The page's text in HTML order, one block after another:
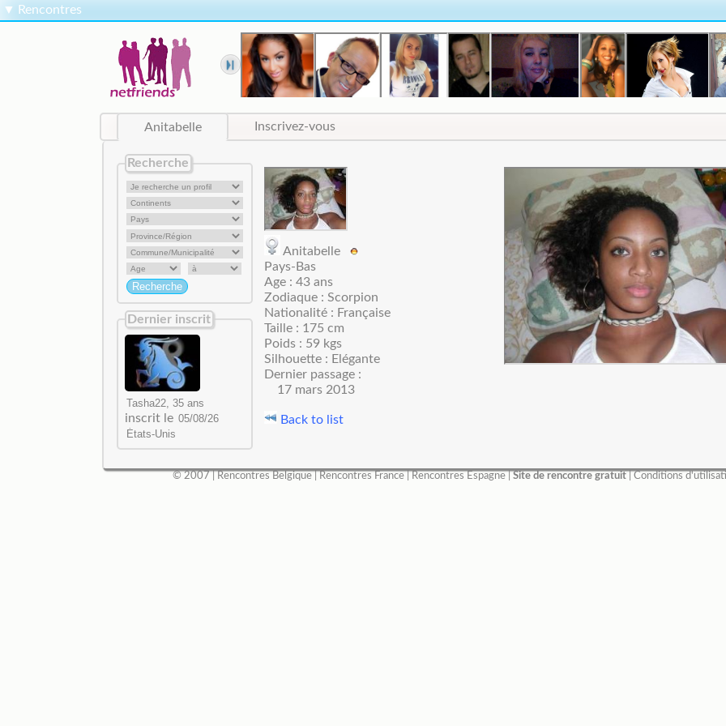
▼ Rencontres
Anitabelle Inscrivez-vous
Recherche
Dernier inscrit
inscrit le
Anitabelle
Pays-Bas
Age : 43 ans
Zodiaque : Scorpion
Nationalité : Française
Taille : 175 cm
Poids : 59 kgs
Silhouette : Elégante
Dernier passage :
17 mars 2013
Back to list
© 2007 | Rencontres Belgique| Rencontres France| Rencontres Espagne| Site de rencontre gratuit| Conditions